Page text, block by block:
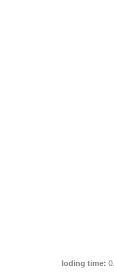
loding time: